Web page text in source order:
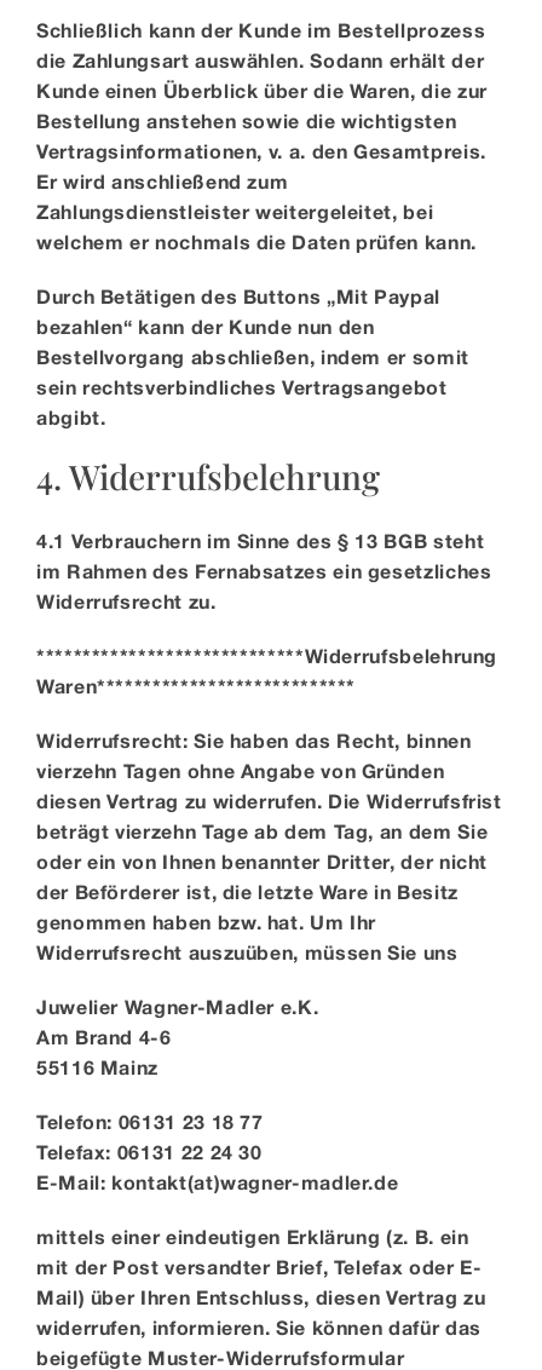
Schließlich kann der Kunde im Bestellprozess
die Zahlungsart auswählen. Sodann erhält der
Kunde einen Überblick über die Waren, die zur
Bestellung anstehen sowie die wichtigsten
Vertragsinformationen, v. a. den Gesamtpreis.
Er wird anschließend zum
Zahlungsdienstleister weitergeleitet, bei
welchem er nochmals die Daten prüfen kann.
Durch Betätigen des Buttons „Mit Paypal
bezahlen“ kann der Kunde nun den
Bestellvorgang abschließen, indem er somit
sein rechtsverbindliches Vertragsangebot
abgibt.
4. Widerrufsbelehrung
4.1 Verbrauchern im Sinne des § 13 BGB steht
im Rahmen des Fernabsatzes ein gesetzliches
Widerrufsrecht zu.
*****************************Widerrufsbelehrung
Waren****************************
Widerrufsrecht: Sie haben das Recht, binnen
vierzehn Tagen ohne Angabe von Gründen
diesen Vertrag zu widerrufen. Die Widerrufsfrist
beträgt vierzehn Tage ab dem Tag, an dem Sie
oder ein von Ihnen benannter Dritter, der nicht
der Beförderer ist, die letzte Ware in Besitz
genommen haben bzw. hat. Um Ihr
Widerrufsrecht auszuüben, müssen Sie uns
Juwelier Wagner-Madler e.K.
Am Brand 4-6
55116 Mainz
Telefon: 06131 23 18 77
Telefax: 06131 22 24 30
E-Mail: kontakt(at)wagner-madler.de
mittels einer eindeutigen Erklärung (z. B. ein
mit der Post versandter Brief, Telefax oder E-
Mail) über Ihren Entschluss, diesen Vertrag zu
widerrufen, informieren. Sie können dafür das
beigefügte Muster-Widerrufsformular